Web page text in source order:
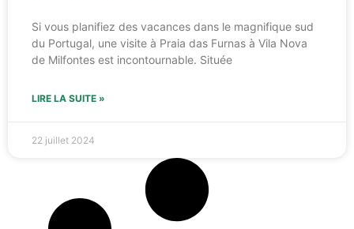
Si vous planifiez des vacances dans le magnifique sud
du Portugal, une visite à Praia das Furnas à Vila Nova
de Milfontes est incontournable. Située
LIRE LA SUITE »
22 juillet 2024